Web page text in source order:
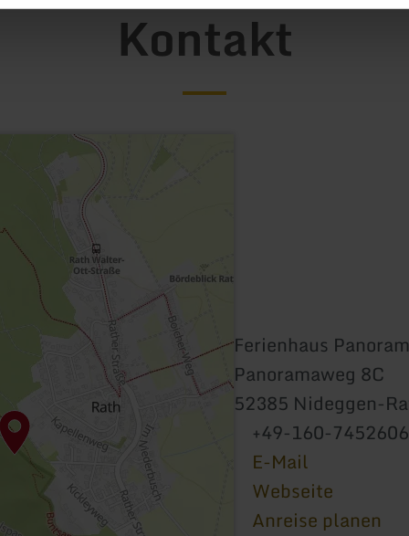
Kontakt
Ferienhaus
Panoramaweg 8C
52385 Nideggen-
+49-160-7452606
E-Mail
Webseite
Anreise planen